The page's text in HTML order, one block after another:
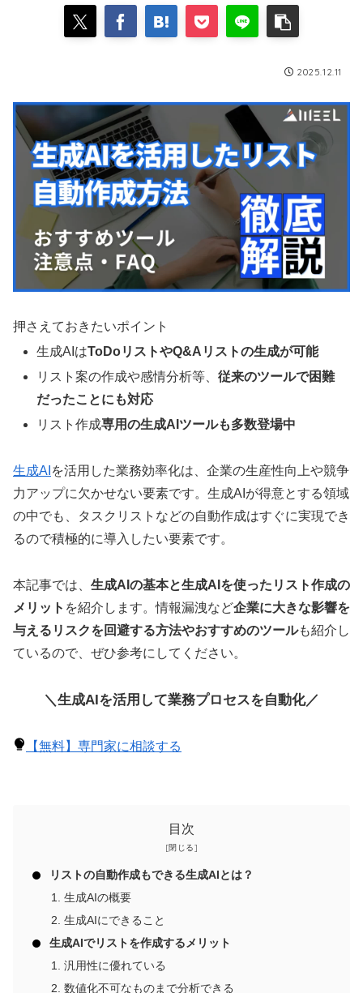
2025.12.11
押さえておきたいポイント
生成AIはToDoリストやQ&Aリストの生成が可能
リスト案の作成や感情分析等、従来のツールで困難
だったことにも対応
リスト作成専用の生成AIツールも多数登場中
生成AI を活用した業務効率化は、企業の生産性向上や競争
力アップに欠かせない要素です。生成AIが得意とする領域
の中でも、タスクリストなどの自動作成はすぐに実現でき
るので積極的に導入したい要素です。
本記事では、 生成AIの基本と生成AIを使ったリスト作成の
メリット を紹介します。情報漏洩など企業に大きな影響を
与えるリスクを回避する方法やおすすめのツールも紹介し
ているので、ぜひ参考にしてください。
＼生成AIを活用して業務プロセスを自動化／
【無料】専門家に相談する
目次
リストの自動作成もできる生成AIとは？
生成AIの概要
生成AIにできること
生成AIでリストを作成するメリット
汎用性に優れている
数値化不可なものまで分析できる